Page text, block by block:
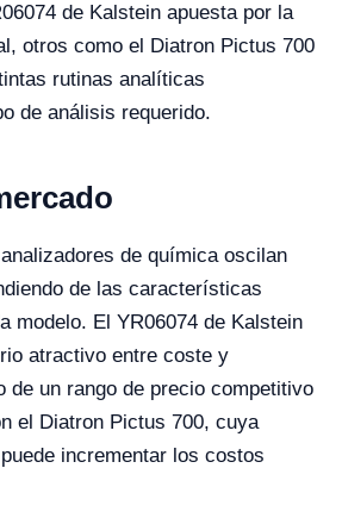
de Kalstein apuesta por la
otros como el Diatron Pictus 700
rutinas analíticas
de análisis requerido.
de química oscilan
de las características
modelo. El YR06074 de Kalstein
atractivo entre coste y
de un rango de precio competitivo
el Diatron Pictus 700, cuya
incrementar los costos